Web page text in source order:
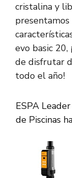
cristalina y
evo basic
de disfrutar
todo el año!
ESPA
de Piscinas